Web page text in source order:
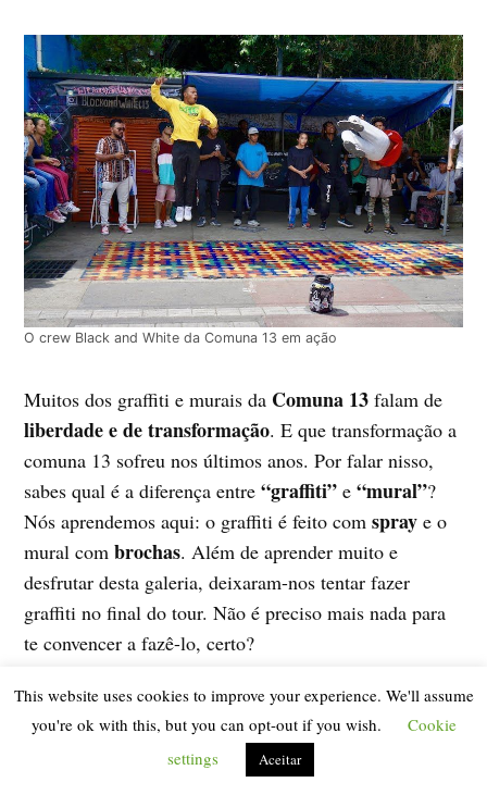
O crew Black and White da Comuna 13 em ação
Muitos dos graffiti e murais da Comuna 13 falam de
liberdade e de transformação. E que transformação a
comuna 13 sofreu nos últimos anos. Por falar nisso,
sabes qual é a diferença entre“graffiti” e“mural”?
Nós aprendemos aqui: o graffiti é feito comspray e o
mural combrochas. Além de aprender muito e
desfrutar desta galeria, deixaram-nos tentar fazer
graffiti no final do tour. Não é preciso mais nada para
te convencer a fazê-lo, certo?
Podes irporlivreà Comuna 13 mas neste caso,
recomendamos-temuito muito que o faças com a
. Não só aprenderás sobre o que
This website uses cookies to improve your experience. We'll assume
you're ok with this, but you can opt-out if you wish.
Cookie
settings
Aceitar